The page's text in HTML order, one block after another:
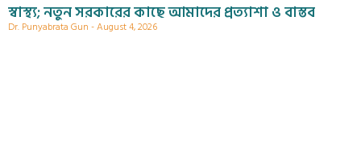
স্বাস্থ্য; নতুন সরকারের কাছে আমাদের প্রত্যাশা ও বাস্তব
Dr. Punyabrata Gun August 4, 2026